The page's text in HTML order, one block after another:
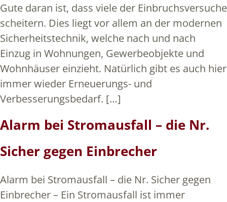
Gute daran ist, dass viele der Einbruchsversuche
scheitern. Dies liegt vor allem an der modernen
Sicherheitstechnik, welche nach und nach
Einzug in Wohnungen, Gewerbeobjekte und
Wohnhäuser einzieht. Natürlich gibt es auch hier
immer wieder Erneuerungs- und
Verbesserungsbedarf. […]
Alarm bei Stromausfall – die Nr.
Sicher gegen Einbrecher
Alarm bei Stromausfall – die Nr. Sicher gegen
Einbrecher – Ein Stromausfall ist immer